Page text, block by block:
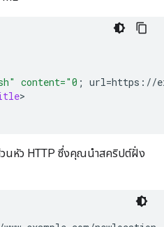
content="0 ; url=https : //
>
นหัว HTTP ซึ่งคุณนำสคริปต์ฝั่ง